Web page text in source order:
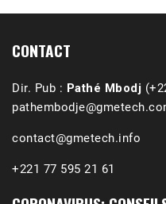
CONTACT
Dir. Pub : Pathé Mbodj
contact@gmetech.info
+221 77 595 21 61